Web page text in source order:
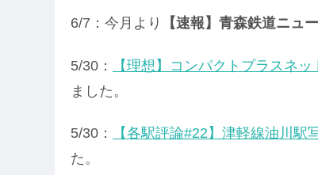
6/7：今月より 【速報】青森鉄道ニュ
5/30： 【理想】コンパクトプラスネ
ました。
5/30： 【各駅評論#22】津軽線油川
た。